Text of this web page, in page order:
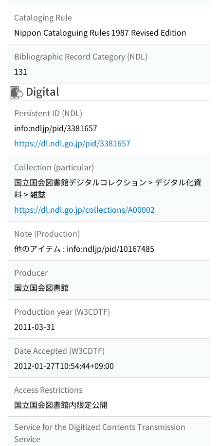
Cataloging Rule
Nippon Cataloguing Rules 1987 Revised Edition
Bibliographic Record Category (NDL)
131
Digital
Persistent ID (NDL)
info:ndljp/pid/3381657
https://dl.ndl.go.jp/pid/3381657
Collection (particular)
国立国会図書館デジタルコレクション > デジタル化資
料 > 雑誌
https://dl.ndl.go.jp/collections/A00002
Note (Production)
他のアイテム : info:ndljp/pid/10167485
Producer
国立国会図書館
Production year (W3CDTF)
2011-03-31
Date Accepted (W3CDTF)
2012-01-27T10:54:44+09:00
Access Restrictions
国立国会図書館内限定公開
Service for the Digitized Contents Transmission
Service